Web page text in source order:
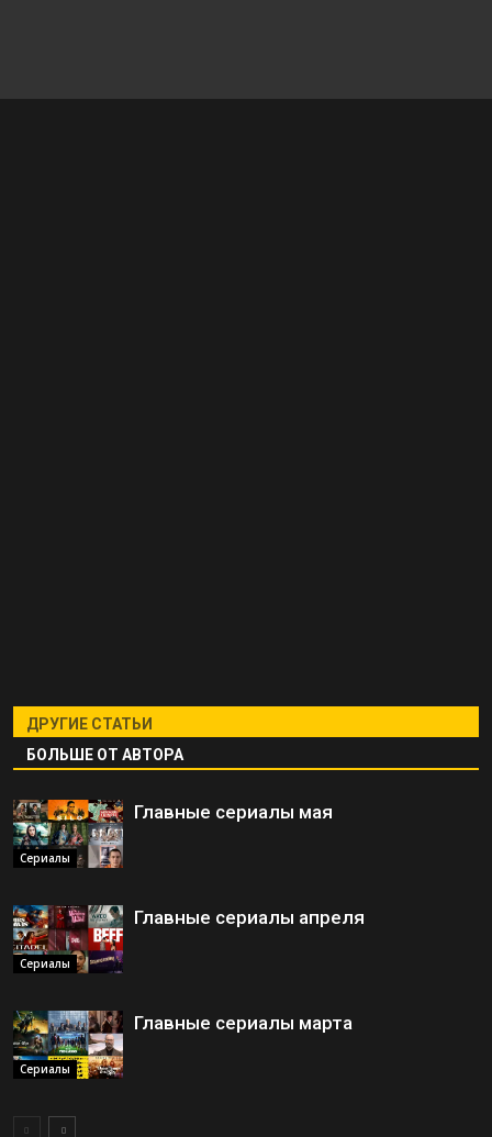
ДРУГИЕ СТАТЬИ
БОЛЬШЕ ОТ АВТОРА
Сериалы
Главные сериалы мая
Сериалы
Главные сериалы апреля
Сериалы
Главные сериалы марта